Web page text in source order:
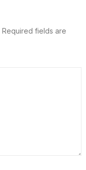
Required fields are